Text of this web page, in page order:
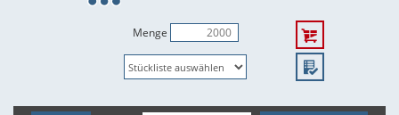
Menge